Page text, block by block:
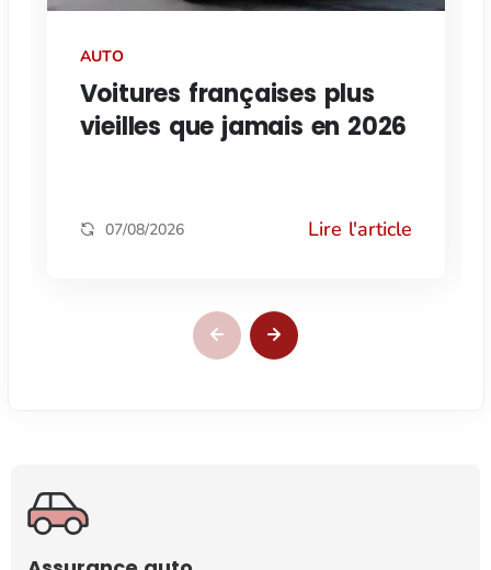
AUTO
Voitures françaises plus
vieilles que jamais en 2026
07/08/2026 Lire l'article